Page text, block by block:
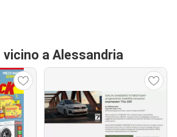
a Alessandria